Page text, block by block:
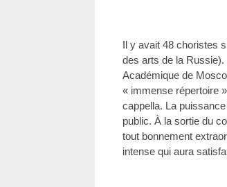
Il y avait 48 choristes
des arts de la
Académique de
« immense répertoire
cappella. La
public. À la sortie du
tout bonnement
intense qui aura